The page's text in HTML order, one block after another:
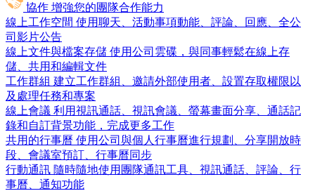
協作 增強您的團隊合作能力
線上工作空間 使用聊天、活動事項動能、評論、回應、全公
司影片公告
線上文件與檔案存儲 使用公司雲碟，與同事輕鬆在線上存
儲、共用和編輯文件
工作群組 建立工作群組、邀請外部使用者、設置存取權限以
及處理任務和專案
線上會議 利用視訊通話、視訊會議、螢幕畫面分享、通話記
錄和自訂背景功能，完成更多工作
共用的行事曆 使用公司與個人行事曆進行規劃、分享開放時
段、會議室預訂、行事曆同步
行動通訊 隨時隨地使用團隊通訊工具、視訊通話、評論、行
事曆、通知功能